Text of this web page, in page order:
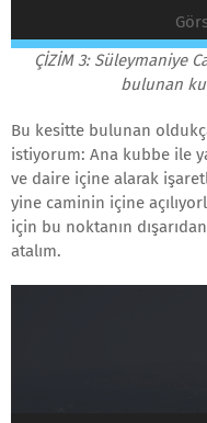
ÇİZİM 3: Süleymaniye
bulunan
Bu kesitte bulunan
istiyorum: Ana kubbe ile
ve daire içine alarak
yine caminin içine
için bu noktanın
atalım.